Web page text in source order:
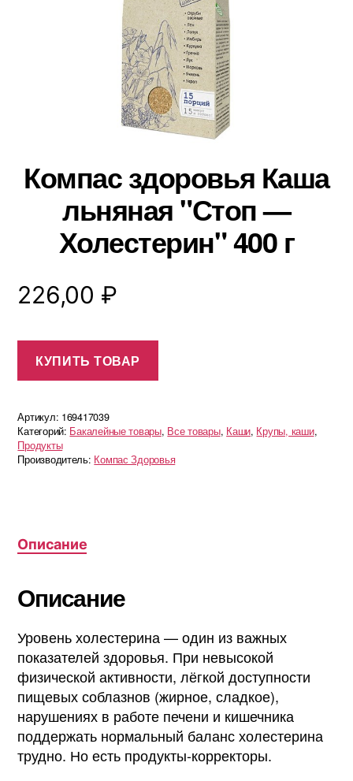
Компас здоровья Каша
льняная "Стоп —
Холестерин" 400 г
226,00 ₽
КУПИТЬ ТОВАР
Артикул: 169417039
Категорий: Бакалейные товары, Все товары, Каши, Крупы, каши,
Продукты
Производитель: Компас Здоровья
Описание
Описание
Уровень холестерина — один из важных
показателей здоровья. При невысокой
физической активности, лёгкой доступности
пищевых соблазнов (жирное, сладкое),
нарушениях в работе печени и кишечника
поддержать нормальный баланс холестерина
трудно. Но есть продукты-корректоры.